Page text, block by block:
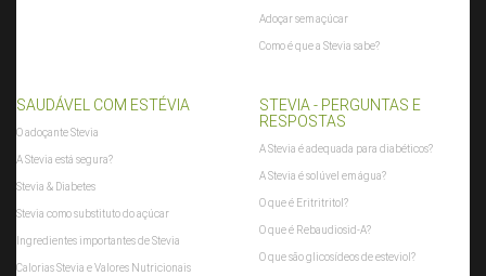
Adoçar sem açúcar
Como é que a Stevia sabe?
SAUDÁVEL COM ESTÉVIA
O adoçante Stevia
A Stevia está segura?
Stevia & Diabetes
Stevia como substituto do açúcar
Ingredientes importantes de Stevia
Calorias Stevia e Valores Nutricionais
STEVIA - PERGUNTAS E
RESPOSTAS
A Stevia é adequada para diabéticos?
A Stevia é solúvel em água?
O que é Eritritritol?
O que é Rebaudiosid-A?
O que são glicosídeos de esteviol?